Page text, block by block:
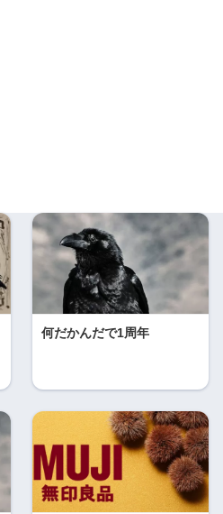
何だかんだで1周年